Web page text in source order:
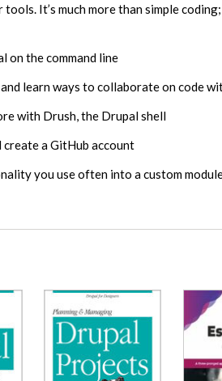
It’s much more than simple
on the command line
learn ways to collaborate on code
with Drush, the Drupal shell
a GitHub account
you use often into a custom